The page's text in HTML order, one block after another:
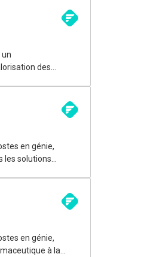
des
pourrait vous
en génie,
en génie,